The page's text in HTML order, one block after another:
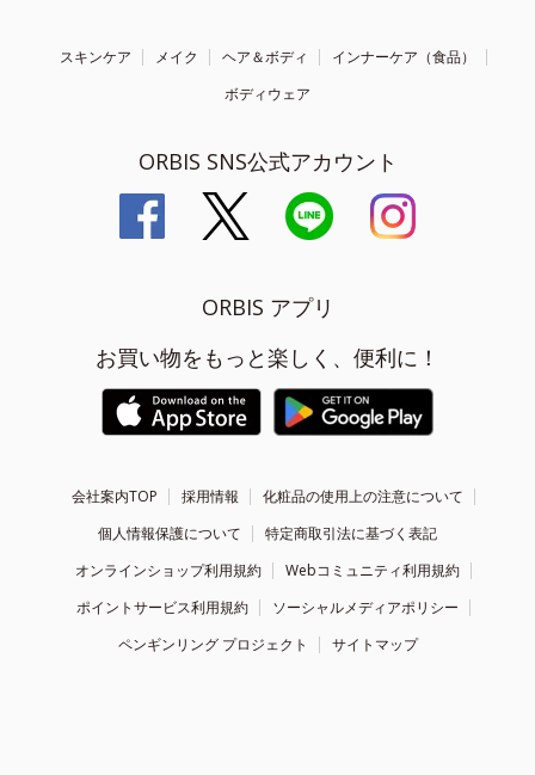
スキンケア メイク ヘア＆ボディ
インナーケア（食品）
ボディウェア
ORBIS SNS公式アカウント
ORBIS アプリ
お買い物をもっと楽しく、便利に！
会社案内TOP 採用情報
化粧品の使用上の注意について
個人情報保護について
特定商取引法に基づく表記
オンラインショップ利用規約
Webコミュニティ利用規約
ポイントサービス利用規約
ソーシャルメディアポリシー
ペンギンリング プロジェクト
サイトマップ